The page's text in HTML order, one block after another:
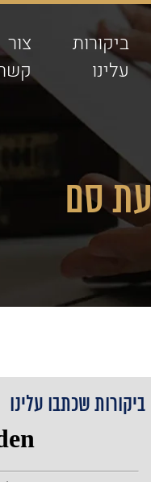
ביקורות
עלינו
צור
סם
ביקורות שכתבו עלינו